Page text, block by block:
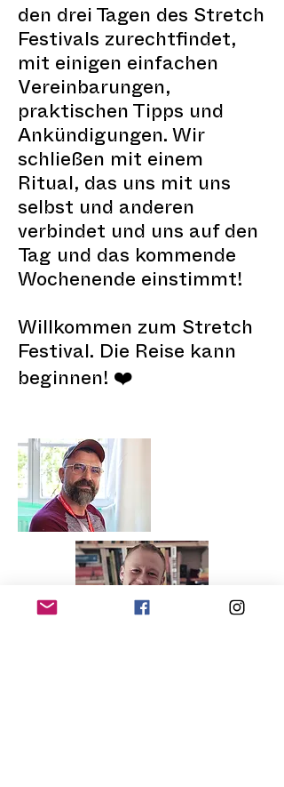
den drei Tagen des Stretch
Festivals zurechtfindet,
mit einigen einfachen
Vereinbarungen,
praktischen Tipps und
Ankündigungen. Wir
schließen mit einem
Ritual, das uns mit uns
selbst und anderen
verbindet und uns auf den
Tag und das kommende
Wochenende einstimmt!
Willkommen zum Stretch
Festival. Die Reise kann
beginnen! ❤️